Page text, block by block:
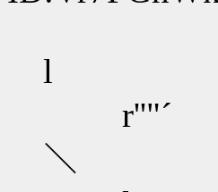
ﾉ
l
r''"´
＼